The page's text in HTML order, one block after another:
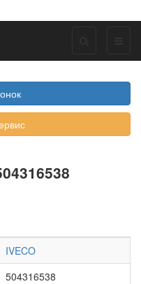
IVECO
504316538